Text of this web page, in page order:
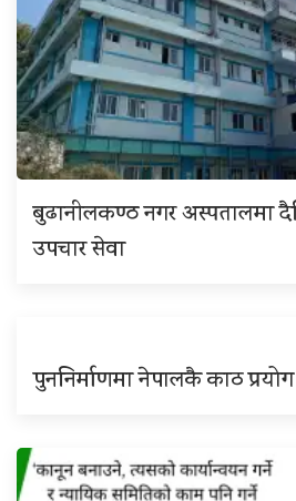
बुढानीलकण्ठ नगर अस्पतालमा
उपचार सेवा
पुननिर्माणमा नेपालकै काठ